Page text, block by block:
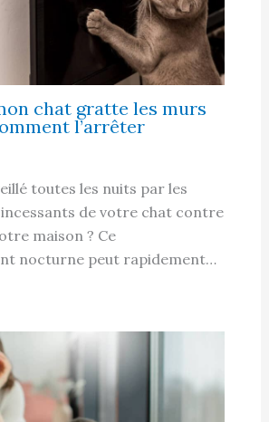
chat gratte les murs
l’arrêter
toutes les nuits par les
de votre chat contre
maison ? Ce
nocturne peut rapidement…